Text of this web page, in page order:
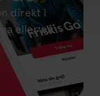
direkt i
eller på